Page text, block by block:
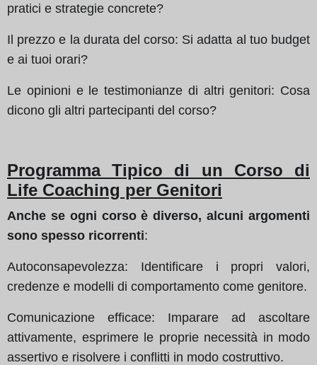
pratici e strategie concrete?
Il prezzo e la durata del corso: Si adatta al tuo budget
e ai tuoi orari?
Le opinioni e le testimonianze di altri genitori: Cosa
dicono gli altri partecipanti del corso?
Programma Tipico di un Corso di
Life Coaching per Genitori
Anche se ogni corso è diverso, alcuni argomenti
sono spesso ricorrenti:
Autoconsapevolezza: Identificare i propri valori,
credenze e modelli di comportamento come genitore.
Comunicazione efficace: Imparare ad ascoltare
attivamente, esprimere le proprie necessità in modo
assertivo e risolvere i conflitti in modo costruttivo.